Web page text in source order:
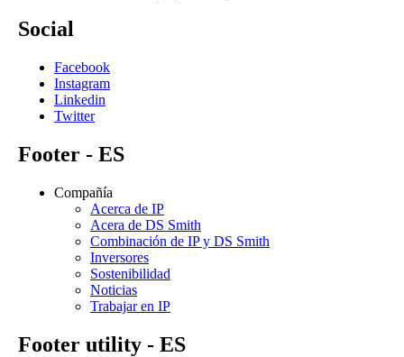
Social
Facebook
Instagram
Linkedin
Twitter
Footer - ES
Compañía
Acerca de IP
Acera de DS Smith
Combinación de IP y DS Smith
Inversores
Sostenibilidad
Noticias
Trabajar en IP
Footer utility - ES